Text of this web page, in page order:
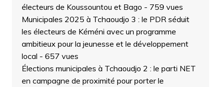
électeurs de Koussountou et Bago - 759 vues
Municipales 2025 à Tchaoudjo 3 : le PDR séduit
les électeurs de Kéméni avec un programme
ambitieux pour la jeunesse et le développement
local - 657 vues
Élections municipales à Tchaoudjo 2 : le parti NET
en campagne de proximité pour porter le